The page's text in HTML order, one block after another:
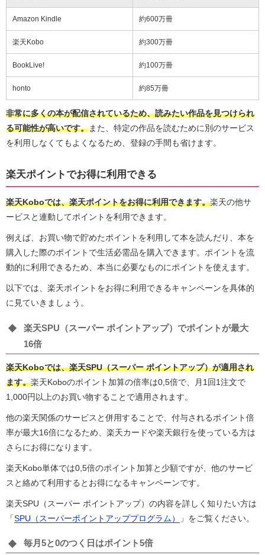
Amazon Kindle 約600万冊
楽天Kobo 約300万冊
BookLive! 約100万冊
honto 約85万冊
非常に多くの本が配信されているため、読みたい作品を見つけられ
る可能性が高いです。 また、特定の作品を読むために別のサービス
を利用しなくてもよくなるため、登録の手間も省けます。
楽天ポイントでお得に利用できる
楽天Koboでは、楽天ポイントをお得に利用できます。楽天の他サ
ービスと連動してポイントを利用できます。
例えば、お買い物で貯めたポイントを利用して本を読んだり、本を
購入した際のポイントで生活必需品を購入できます。ポイントを流
動的に利用できるため、本当に必要なものにポイントを使えます。
以下では、楽天ポイントをお得に利用できるキャンペーンを具体的
に見ていきましょう。
楽天SPU（スーパー ポイントアップ）でポイントが最大
16倍
楽天Koboでは、楽天SPU（スーパー ポイントアップ）が適用され
ます。楽天Koboのポイント加算の倍率は0,5倍で、月1回1注文で
1,000円以上のお買い物することで適用されます。
他の楽天関係のサービスと併用することで、付与されるポイント倍
率が最大16倍になるため、楽天カードや楽天銀行を使っている方は
さらにお得になります。
楽天Kobo単体では0,5倍のポイント加算と少額ですが、他のサービ
スと絡めて利用するとお得になるキャンペーンです。
楽天SPU（スーパー ポイントアップ）の内容を詳しく知りたい方は
「 SPU（スーパーポイントアッププログラム） 」をご覧ください。
毎月5と0のつく日はポイント5倍